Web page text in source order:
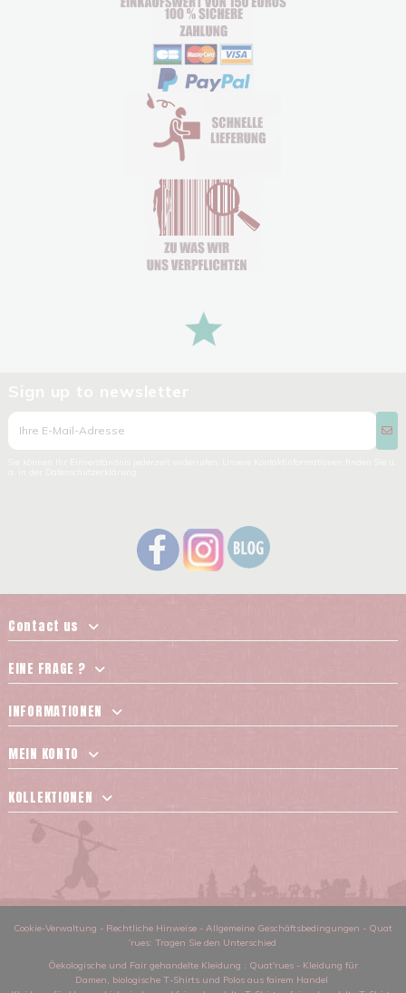
Contact us
EINE FRAGE ?
INFORMATIONEN
MEIN KONTO
KOLLEKTIONEN
Cookie-Verwaltung - Rechtliche Hinweise - Allgemeine Geschäftsbedingungen - Quat
´rues: Tragen Sie den Unterschied
Öekologische und Fair gehandelte Kleidung : Quat'rues - Kleidung für
Damen, biologische T-Shirts und Polos aus fairem Handel